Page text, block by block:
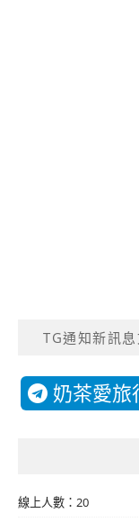
TG通知新訊
奶茶愛旅
線上人數：20